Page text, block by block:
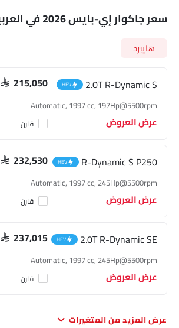
سعر جاكوار إي-بايس 2026 في العربيةالسعودية
هايبرد
2.0T R-Dynamic S
HEV
SAR 215,050
Automatic, 1997 cc, 197Hp@5500rpm
عرض العروض قارن
R-Dynamic S P250
HEV
SAR 232,530
Automatic, 1997 cc, 245Hp@5500rpm
عرض العروض قارن
2.0T R-Dynamic SE
HEV
SAR 237,015
Automatic, 1997 cc, 245Hp@5500rpm
عرض العروض قارن
عرض المزيد من المتغيرات